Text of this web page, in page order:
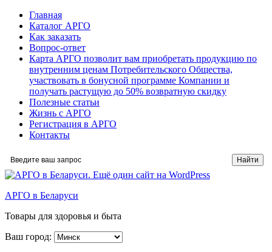
Главная
Каталог АРГО
Как заказать
Вопрос-ответ
Карта АРГО позволит вам приобретать продукцию по
внутренним ценам Потребительского Общества,
участвовать в бонусной программе Компании и
получать растущую до 50% возвратную скидку
Полезные статьи
Жизнь с АРГО
Регистрация в АРГО
Контакты
АРГО в Беларуси
Товары для здоровья и быта
Ваш город: